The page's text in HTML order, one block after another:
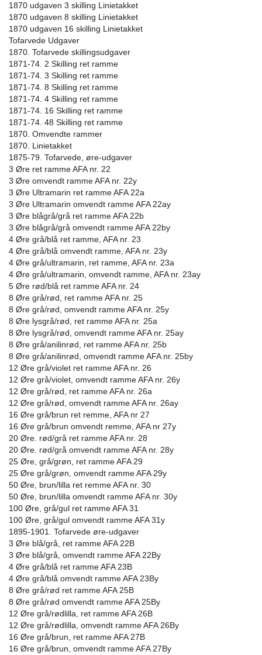
1870 udgaven 3 skilling Linietakket
1870 udgaven 8 skilling Linietakket
1870 udgaven 16 skilling Linietakket
Tofarvede Udgaver
1870. Tofarvede skillingsudgaver
1871-74. 2 Skilling ret ramme
1871-74. 3 Skilling ret ramme
1871-74. 8 Skilling ret ramme
1871-74. 4 Skilling ret ramme
1871-74. 16 Skilling ret ramme
1871-74. 48 Skilling ret ramme
1870. Omvendte rammer
1870. Linietakket
1875-79. Tofarvede, øre-udgaver
3 Øre ret ramme AFA nr. 22
3 Øre omvendt ramme AFA nr. 22y
3 Øre Ultramarin ret ramme AFA 22a
3 Øre Ultramarin omvendt ramme AFA 22ay
3 Øre blågrå/grå ret ramme AFA 22b
3 Øre blågrå/grå omvendt ramme AFA 22by
4 Øre grå/blå ret ramme, AFA nr. 23
4 Øre grå/blå omvendt ramme, AFA nr. 23y
4 Øre grå/ultramarin, ret ramme, AFA nr. 23a
4 Øre grå/ultramarin, omvendt ramme, AFA nr. 23ay
5 Øre rød/blå ret ramme AFA nr. 24
8 Øre grå/rød, ret ramme AFA nr. 25
8 Øre grå/rød, omvendt ramme AFA nr. 25y
8 Øre lysgrå/rød, ret ramme AFA nr. 25a
8 Øre lysgrå/rød, omvendt ramme AFA nr. 25ay
8 Øre grå/anilinrød, ret ramme AFA nr. 25b
8 Øre grå/anilinrød, omvendt ramme AFA nr. 25by
12 Øre grå/violet ret ramme AFA nr. 26
12 Øre grå/violet, omvendt ramme AFA nr. 26y
12 Øre grå/rød, ret ramme AFA nr. 26a
12 Øre grå/rød, omvendt ramme AFA nr. 26ay
16 Øre grå/brun ret remme, AFA nr 27
16 Øre grå/brun omvendt remme, AFA nr 27y
20 Øre. rød/grå ret ramme AFA nr. 28
20 Øre. rød/grå omvendt ramme AFA nr. 28y
25 Øre, grå/grøn, ret ramme AFA 29
25 Øre grå/grøn, omvendt ramme AFA 29y
50 Øre, brun/lilla ret remme AFA nr. 30
50 Øre, brun/lilla omvendt ramme AFA nr. 30y
100 Øre, grå/gul ret ramme AFA 31
100 Øre, grå/gul omvendt ramme AFA 31y
1895-1901. Tofarvede øre-udgaver
3 Øre blå/grå, ret ramme AFA 22B
3 Øre blå/grå, omvendt ramme AFA 22By
4 Øre grå/blå ret ramme AFA 23B
4 Øre grå/blå omvendt ramme AFA 23By
8 Øre grå/rød ret ramme AFA 25B
8 Øre grå/rød omvendt ramme AFA 25By
12 Øre grå/rødlilla, ret ramme AFA 26B
12 Øre grå/rødlilla, omvendt ramme AFA 26By
16 Øre grå/brun, ret ramme AFA 27B
16 Øre grå/brun, omvendt ramme AFA 27By